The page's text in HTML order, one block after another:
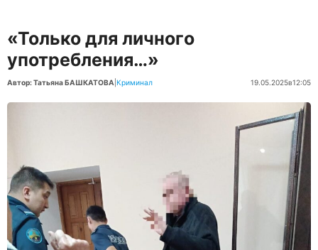
«Только для личного
употребления…»
Автор: Татьяна БАШКАТОВА Криминал 19.05.2025в12:05